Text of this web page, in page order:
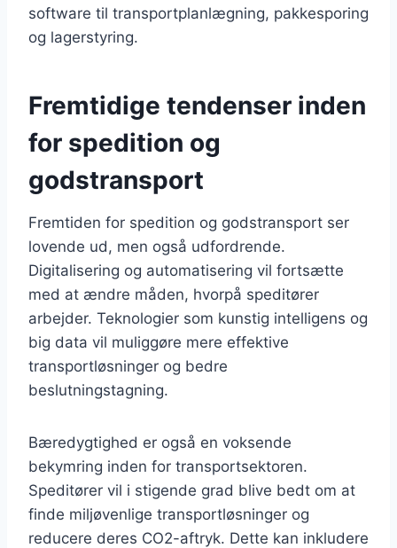
software til transportplanlægning, pakkesporing
og lagerstyring.
Fremtidige tendenser inden
for spedition og
godstransport
Fremtiden for spedition og godstransport ser
lovende ud, men også udfordrende.
Digitalisering og automatisering vil fortsætte
med at ændre måden, hvorpå speditører
arbejder. Teknologier som kunstig intelligens og
big data vil muliggøre mere effektive
transportløsninger og bedre
beslutningstagning.
Bæredygtighed er også en voksende
bekymring inden for transportsektoren.
Speditører vil i stigende grad blive bedt om at
finde miljøvenlige transportløsninger og
reducere deres CO2-aftryk. Dette kan inkludere